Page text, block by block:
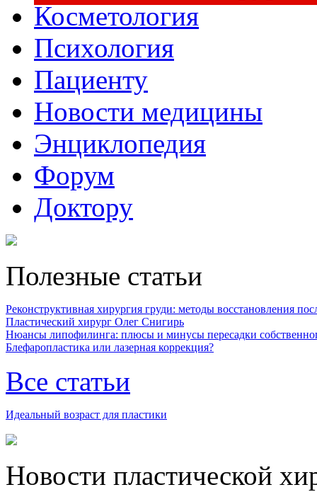
Косметология
Психология
Пациенту
Новости медицины
Энциклопедия
Форум
Доктору
Полезные статьи
Реконструктивная хирургия груди: методы восстановления
Пластический хирург Олег Снигирь
Нюансы липофилинга: плюсы и минусы пересадки
Блефаропластика или лазерная коррекция?
Все статьи
Идеальный возраст для пластики
Новости пластической